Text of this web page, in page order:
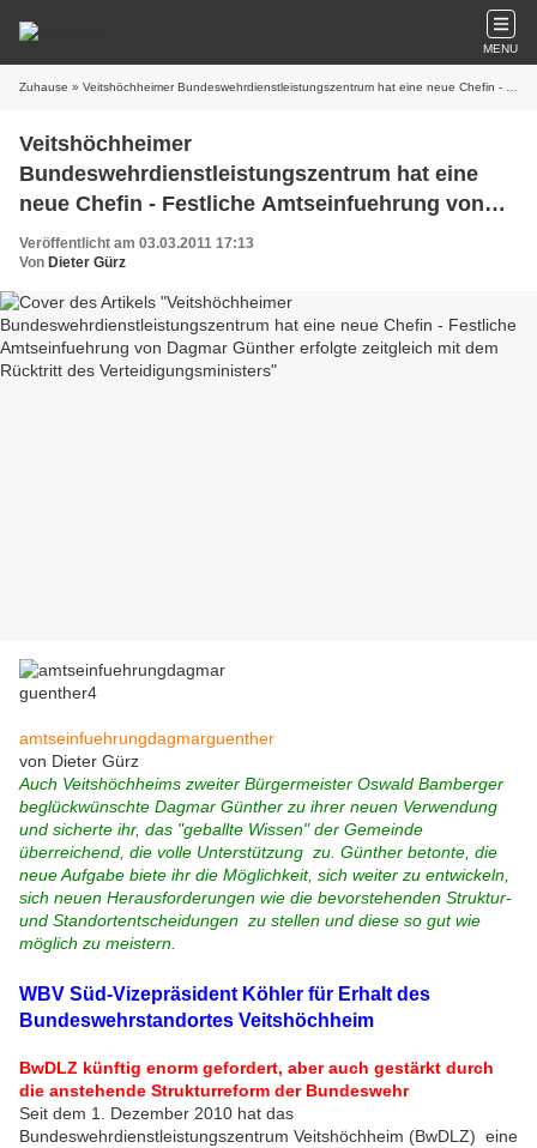
MENU
Zuhause » Veitshöchheimer Bundeswehrdienstleistungszentrum hat eine neue Chefin - Festliche Amtseinfuehrung von Dagmar Günther erfolgte zeitgleich mit dem Rücktritt des Verteidigungsministers
Veitshöchheimer
Bundeswehrdienstleistungszentrum hat eine
neue Chefin - Festliche Amtseinfuehrung von
Dagmar Günther erfolgte zeitgleich mit dem
Rücktritt des Verteidigungsministers
Veröffentlicht am 03.03.2011 17:13
Von Dieter Gürz
amtseinfuehrungdagmarguenther
von Dieter Gürz
Auch Veitshöchheims zweiter Bürgermeister Oswald Bamberger
beglückwünschte Dagmar Günther zu ihrer neuen Verwendung
und sicherte ihr, das "geballte Wissen" der Gemeinde
überreichend, die volle Unterstützung zu. Günther betonte, die
neue Aufgabe biete ihr die Möglichkeit, sich weiter zu entwickeln,
sich neuen Herausforderungen wie die bevorstehenden Struktur-
und Standortentscheidungen zu stellen und diese so gut wie
möglich zu meistern.
WBV Süd-Vizepräsident Köhler für Erhalt des
Bundeswehrstandortes Veitshöchheim
BwDLZ künftig enorm gefordert, aber auch gestärkt durch
die anstehende Strukturreform der Bundeswehr
Seit dem 1. Dezember 2010 hat das
Bundeswehrdienstleistungszentrum Veitshöchheim (BwDLZ) eine